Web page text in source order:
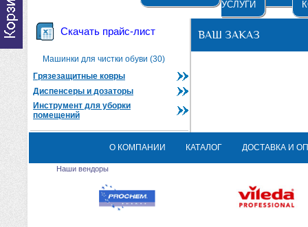
УСЛУГИ
Скачать прайс-лист
Машинки для чистки обуви (30)
Грязезащитные ковры
Диспенсеры и дозаторы
Инструмент для уборки
помещений
ВАШ ЗАКАЗ
О КОМПАНИИ КАТАЛОГ ДОСТАВКА И
Наши вендоры